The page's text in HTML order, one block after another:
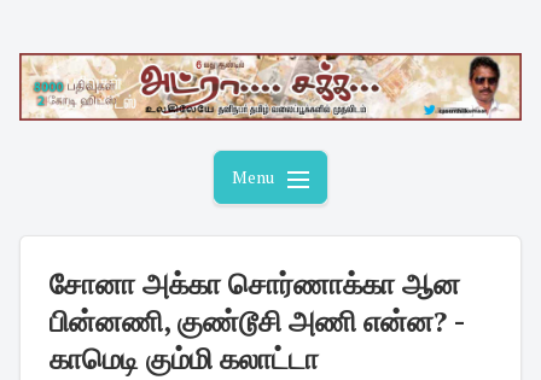
content
Menu
சோனா அக்கா சொர்ணாக்கா ஆன
பின்னணி, குண்டூசி அணி என்ன? -
காமெடி கும்மி கலாட்டா